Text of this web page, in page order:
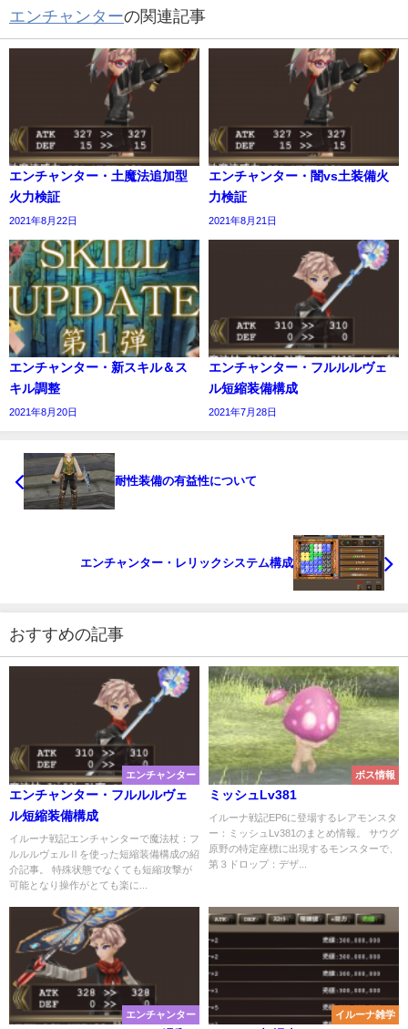
エンチャンターの関連記事
エンチャンター・土魔法追加型
火力検証
2021年8月22日
エンチャンター・闇vs土装備火
力検証
2021年8月21日
エンチャンター・新スキル＆ス
キル調整
2021年8月20日
エンチャンター・フルルルヴェ
ル短縮装備構成
2021年7月28日
耐性装備の有益性について
エンチャンター・レリックシステム構成
おすすめの記事
エンチャンター
エンチャンター・フルルルヴェ
ル短縮装備構成
イルーナ戦記エンチャンターで魔法杖：フ
ルルルヴェルⅡを使った短縮装備構成の紹
介記事。 特殊状態でなくても短縮攻撃が
可能となり操作がとても楽に...
ボス情報
ミッシュLv381
イルーナ戦記EP6に登場するレアモンスタ
ー：ミッシュLv381のまとめ情報。 サウグ
原野の特定座標に出現するモンスターで、
第３ドロップ：デザ...
エンチャンター イルーナ雑学